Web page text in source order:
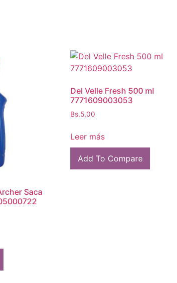
Saca
Del Velle Fresh 500 ml
7771609003053
Bs.5,00
Leer más
Add To Compare